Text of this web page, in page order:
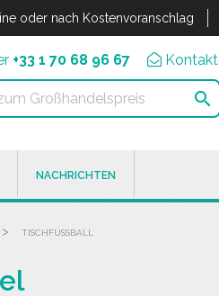
oder nach Kostenvoranschlag
+33 1 70 68 96 67

NACHRICHTEN
> TISCHFUSSBALL